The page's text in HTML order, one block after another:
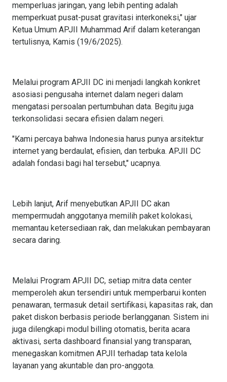
memperluas jaringan, yang lebih penting adalah
memperkuat pusat-pusat gravitasi interkoneksi," ujar
Ketua Umum APJII Muhammad Arif dalam keterangan
tertulisnya, Kamis (19/6/2025).
Melalui program APJII DC ini menjadi langkah konkret
asosiasi pengusaha internet dalam negeri dalam
mengatasi persoalan pertumbuhan data. Begitu juga
terkonsolidasi secara efisien dalam negeri.
"Kami percaya bahwa Indonesia harus punya arsitektur
internet yang berdaulat, efisien, dan terbuka. APJII DC
adalah fondasi bagi hal tersebut," ucapnya.
Lebih lanjut, Arif menyebutkan APJII DC akan
mempermudah anggotanya memilih paket kolokasi,
memantau ketersediaan rak, dan melakukan pembayaran
secara daring.
Melalui Program APJII DC, setiap mitra data center
memperoleh akun tersendiri untuk memperbarui konten
penawaran, termasuk detail sertifikasi, kapasitas rak, dan
paket diskon berbasis periode berlangganan. Sistem ini
juga dilengkapi modul billing otomatis, berita acara
aktivasi, serta dashboard finansial yang transparan,
menegaskan komitmen APJII terhadap tata kelola
layanan yang akuntable dan pro-anggota.